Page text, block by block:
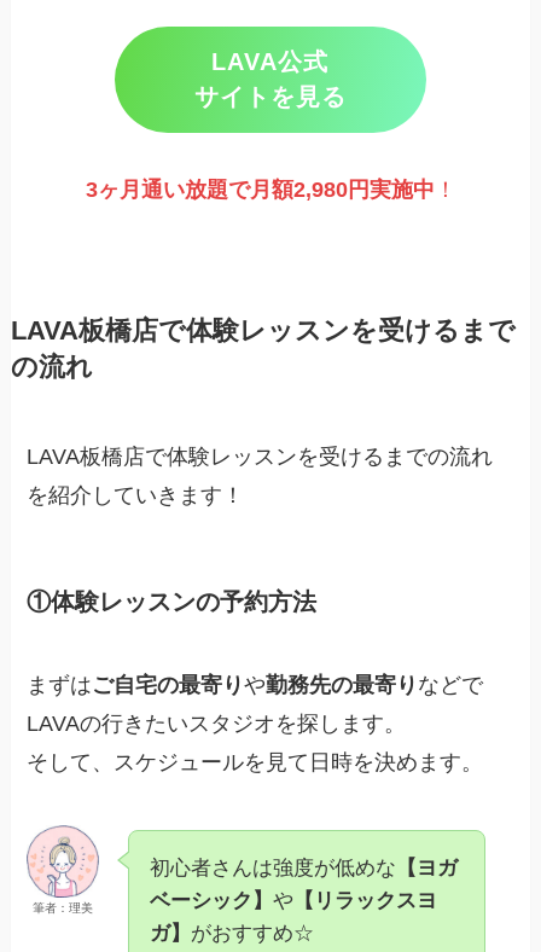
LAVA公式
サイトを見る
3ヶ月通い放題で月額2,980円実施中 ！
LAVA板橋店で体験レッスンを受けるまで
の流れ
LAVA板橋店で体験レッスンを受けるまでの流れ
を紹介していきます！
①体験レッスンの予約方法
まずはご自宅の最寄りや勤務先の最寄り などで
LAVAの行きたいスタジオを探します。
そして、スケジュールを見て日時を決めます。
筆者：理美
初心者さんは強度が低めな 【ヨガ
ベーシック】や 【リラックスヨ
ガ】 がおすすめ☆